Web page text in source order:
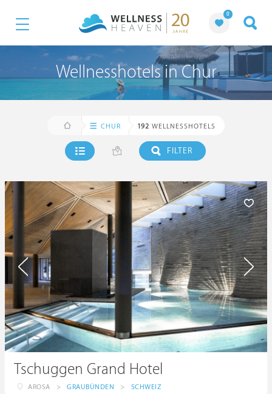
0
Wellnesshotels in Chur
CHUR 192 WELLNESSHOTELS
FILTER
Tschuggen Grand Hotel
AROSA > GRAUBÜNDEN > SCHWEIZ